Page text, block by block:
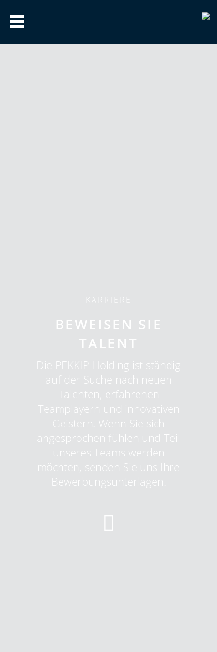
KARRIERE
BEWEISEN SIE
TALENT
Die PEKKIP Holding ist ständig
auf der Suche nach neuen
Talenten, erfahrenen
Teamplayern und innovativen
Geistern. Wenn Sie sich
angesprochen fühlen und Teil
unseres Teams werden
möchten, senden Sie uns Ihre
Bewerbungsunterlagen.